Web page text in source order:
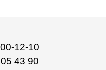
12-10
43 90